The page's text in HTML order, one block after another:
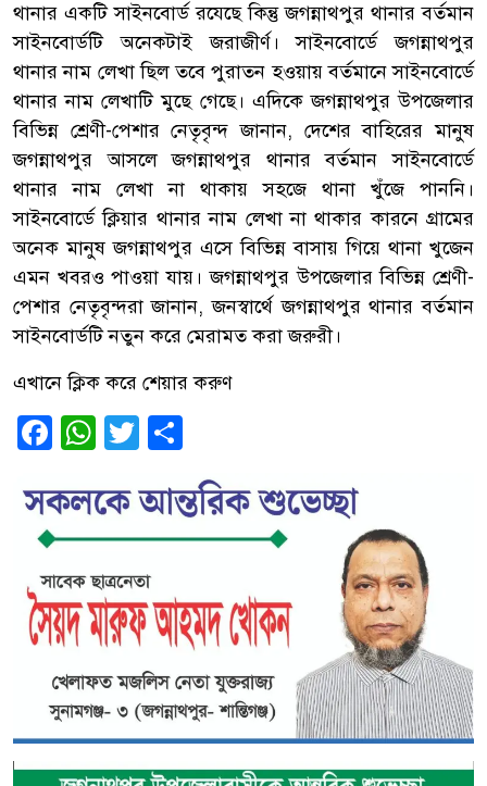
থানার একটি সাইনবোর্ড রযেছে কিন্তু জগন্নাথপুর থানার বর্তমান
সাইনবোর্ডটি অনেকটাই জরাজীর্ণ। সাইনবোর্ডে জগন্নাথপুর
থানার নাম লেখা ছিল তবে পুরাতন হওয়ায় বর্তমানে সাইনবোর্ডে
থানার নাম লেখাটি মুছে গেছে। এদিকে জগন্নাথপুর উপজেলার
বিভিন্ন শ্রেণী-পেশার নেতৃবৃন্দ জানান, দেশের বাহিরের মানুষ
জগন্নাথপুর আসলে জগন্নাথপুর থানার বর্তমান সাইনবোর্ডে
থানার নাম লেখা না থাকায় সহজে থানা খুঁজে পাননি।
সাইনবোর্ডে ক্লিয়ার থানার নাম লেখা না থাকার কারনে গ্রামের
অনেক মানুষ জগন্নাথপুর এসে বিভিন্ন বাসায় গিয়ে থানা খুজেন
এমন খবরও পাওয়া যায়। জগন্নাথপুর উপজেলার বিভিন্ন শ্রেণী-
পেশার নেতৃবৃন্দরা জানান, জনস্বার্থে জগন্নাথপুর থানার বর্তমান
সাইনবোর্ডটি নতুন করে মেরামত করা জরুরী।
এখানে ক্লিক করে শেয়ার করুণ
Facebook
WhatsApp
Twitter